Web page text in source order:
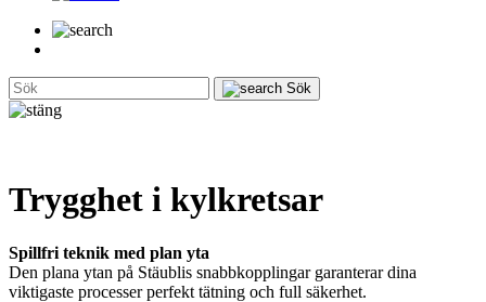
Sök
Trygghet i kylkretsar
Spillfri teknik med plan yta
Den plana ytan på Stäublis snabbkopplingar garanterar dina
viktigaste processer perfekt tätning och full säkerhet.